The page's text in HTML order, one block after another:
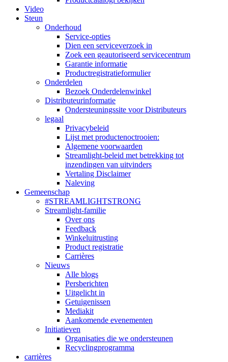
Video
Steun
Onderhoud
Service-opties
Dien een serviceverzoek in
Zoek een geautoriseerd servicecentrum
Garantie informatie
Productregistratieformulier
Onderdelen
Bezoek Onderdelenwinkel
Distributeurinformatie
Ondersteuningssite voor Distributeurs
legaal
Privacybeleid
Lijst met productenoctrooien:
Algemene voorwaarden
Streamlight-beleid met betrekking tot
inzendingen van uitvinders
Vertaling Disclaimer
Naleving
Gemeenschap
#STREAMLIGHTSTRONG
Streamlight-familie
Over ons
Feedback
Winkeluitrusting
Product registratie
Carrières
Nieuws
Alle blogs
Persberichten
Uitgelicht in
Getuigenissen
Mediakit
Aankomende evenementen
Initiatieven
Organisaties die we ondersteunen
Recyclingprogramma
carrières